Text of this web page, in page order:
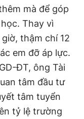
mà để góp
Thay vì
thậm chí 12
em đỡ áp lực.
ĐT, ông Tài
tâm đầu tư
tâm tuyển
tỷ lệ trường